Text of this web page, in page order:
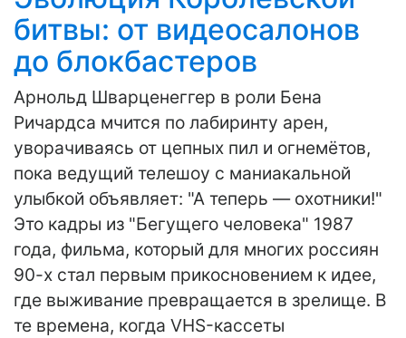
битвы: от видеосалонов
до блокбастеров
Арнольд Шварценеггер в роли Бена
Ричардса мчится по лабиринту арен,
уворачиваясь от цепных пил и огнемётов,
пока ведущий телешоу с маниакальной
улыбкой объявляет: "А теперь — охотники!"
Это кадры из "Бегущего человека" 1987
года, фильма, который для многих россиян
90-х стал первым прикосновением к идее,
где выживание превращается в зрелище. В
те времена, когда VHS-кассеты